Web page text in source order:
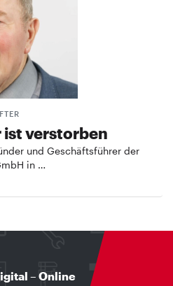
ist verstorben
und Geschäftsführer der
in …
– Online